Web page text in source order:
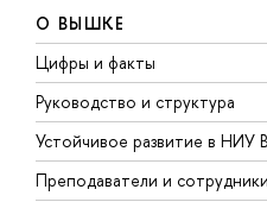
О ВЫШКЕ
Цифры и факты
Руководство и структура
Устойчивое развитие в НИУ
Преподаватели и сотрудники